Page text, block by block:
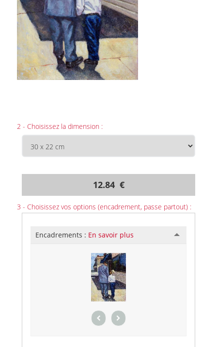
2 - Choisissez la dimension :
12.84 €
3 - Choisissez vos options (encadrement, passe partout) :
Encadrements : En savoir plus